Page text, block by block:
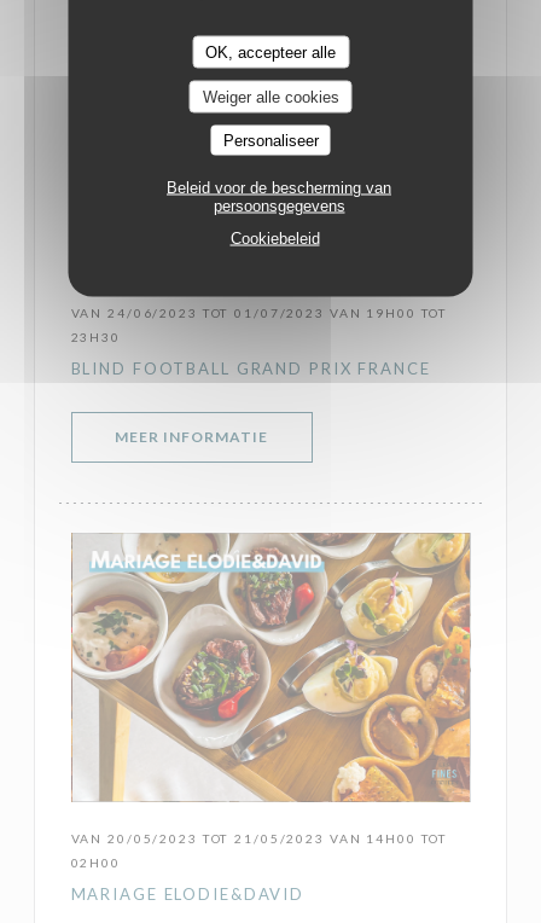
OK, accepteer alle
Weiger alle cookies
Personaliseer
Beleid voor de bescherming van
persoonsgegevens
Cookiebeleid
VAN 24/06/2023 TOT 01/07/2023 VAN 19H00 TOT
23H30
BLIND FOOTBALL GRAND PRIX FRANCE
MEER INFORMATIE
VAN 20/05/2023 TOT 21/05/2023 VAN 14H00 TOT
02H00
MARIAGE ELODIE&DAVID